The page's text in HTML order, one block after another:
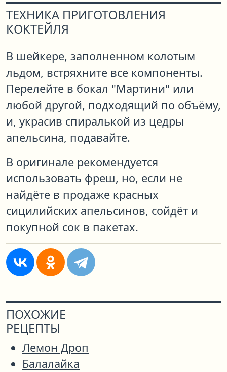
ТЕХНИКА ПРИГОТОВЛЕНИЯ
КОКТЕЙЛЯ
В шейкере, заполненном колотым
льдом, встряхните все компоненты.
Перелейте в бокал "Мартини" или
любой другой, подходящий по объёму,
и, украсив спиралькой из цедры
апельсина, подавайте.
В оригинале рекомендуется
использовать фреш, но, если не
найдёте в продаже красных
сицилийских апельсинов, сойдёт и
покупной сок в пакетах.
ПОХОЖИЕ
РЕЦЕПТЫ
Лемон Дроп
Балалайка